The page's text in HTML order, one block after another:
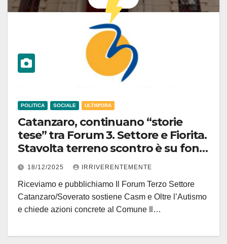
POLITICA SOCIALE ULTIM'ORA
Catanzaro, continuano “storie
tese” tra Forum 3. Settore e Fiorita.
Stavolta terreno scontro è su fondi
autismo, ma c’è molto altro dietro
(link cronistoria)!
18/12/2025 IRRIVERENTEMENTE
Riceviamo e pubblichiamo Il Forum Terzo Settore
Catanzaro/Soverato sostiene Casm e Oltre l’Autismo
e chiede azioni concrete al Comune Il…